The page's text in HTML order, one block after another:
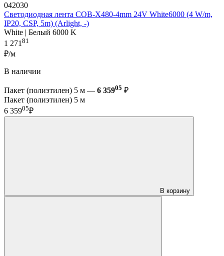
042030
Светодиодная лента COB-X480-4mm 24V White6000 (4 W/m,
IP20, CSP, 5m) (Arlight, -)
White | Белый 6000 K
1 271 81
₽/м
В наличии
Пакет (полиэтилен) 5 м — 6 35905 ₽
Пакет (полиэтилен) 5 м
6 35905₽
В корзину